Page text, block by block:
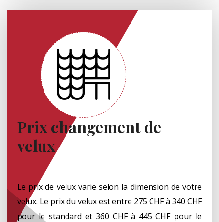
Prix changement de
velux
Le prix de velux varie selon la dimension de votre
velux. Le prix du velux est entre 275 CHF à 340 CHF
pour le standard et 360 CHF à 445 CHF pour le